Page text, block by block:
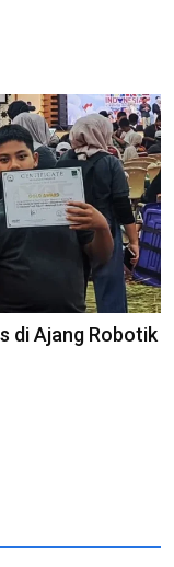
di Ajang Robotik